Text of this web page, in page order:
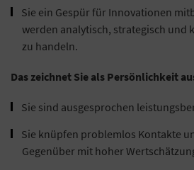
Sie ein Gespür für Innovationen
werden analytisch, strategisch und
zu handeln.
Das zeichnet Sie als Persönlichkeit
Sie sind ausgesprochen
Sie knüpfen problemlos Kontakte
Gegenüber mit hoher